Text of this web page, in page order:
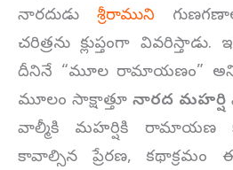
నారదుడు శ్రీరాముని
చరిత్రను క్లుప్తంగా
దీనినే “మూల రామాయణం”
మూలం సాక్షాత్తూ నారద మహర్షి
వాల్మీకి మహర్షికి రామాయణ
కావాల్సిన ప్రేరణ, కథాక్రమం